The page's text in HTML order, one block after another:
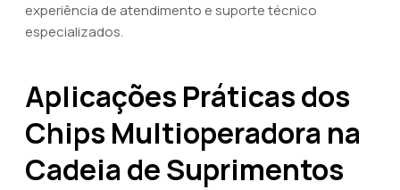
experiência de atendimento e suporte técnico
especializados.
Aplicações Práticas dos
Chips Multioperadora na
Cadeia de Suprimentos